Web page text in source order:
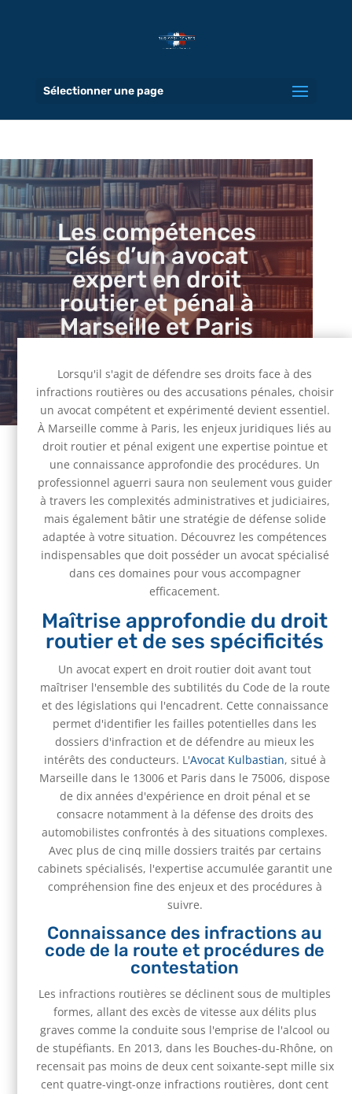
Sélectionner une page
Les compétences
clés d’un avocat
expert en droit
routier et pénal à
Marseille et Paris
Lorsqu'il s'agit de défendre ses droits face à des
infractions routières ou des accusations pénales, choisir
un avocat compétent et expérimenté devient essentiel.
À Marseille comme à Paris, les enjeux juridiques liés au
droit routier et pénal exigent une expertise pointue et
une connaissance approfondie des procédures. Un
professionnel aguerri saura non seulement vous guider
à travers les complexités administratives et judiciaires,
mais également bâtir une stratégie de défense solide
adaptée à votre situation. Découvrez les compétences
indispensables que doit posséder un avocat spécialisé
dans ces domaines pour vous accompagner
efficacement.
Maîtrise approfondie du droit
routier et de ses spécificités
Un avocat expert en droit routier doit avant tout
maîtriser l'ensemble des subtilités du Code de la route
et des législations qui l'encadrent. Cette connaissance
permet d'identifier les failles potentielles dans les
dossiers d'infraction et de défendre au mieux les
intérêts des conducteurs. L'Avocat Kulbastian, situé à
Marseille dans le 13006 et Paris dans le 75006, dispose
de dix années d'expérience en droit pénal et se
consacre notamment à la défense des droits des
automobilistes confrontés à des situations complexes.
Avec plus de cinq mille dossiers traités par certains
cabinets spécialisés, l'expertise accumulée garantit une
compréhension fine des enjeux et des procédures à
suivre.
Connaissance des infractions au
code de la route et procédures de
contestation
Les infractions routières se déclinent sous de multiples
formes, allant des excès de vitesse aux délits plus
graves comme la conduite sous l'emprise de l'alcool ou
de stupéfiants. En 2013, dans les Bouches-du-Rhône, on
recensait pas moins de deux cent soixante-sept mille six
cent quatre-vingt-onze infractions routières, dont cent